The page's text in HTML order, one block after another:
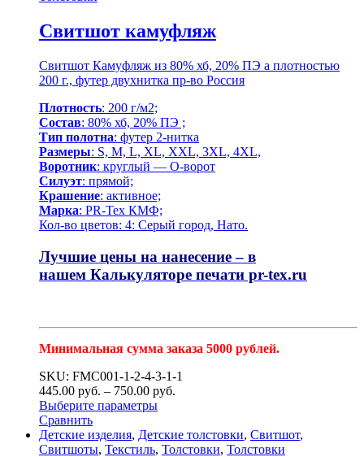
Свитшот камуфляж
Свитшот Камуфляж из 80% хб, 20% ПЭ а плотностью
200 г., футер двухнитка пр-во Россия
Плотность: 200 г/м2;
Состав: 80% хб, 20% ПЭ ;
Тип полотна: футер 2-нитка
Размеры: S, M, L, XL, XXL, 3XL, 4XL,
Воротник: круглый — О-ворот
Силуэт: прямой;
Крашение: активное;
Марка: PR-Tex КМФ;
Кол-во цветов: 4: Серый город, Нато.
Лучшие цены на нанесение – в
нашем Калькуляторе печати pr-tex.ru
Минимальная сумма заказа 5000 рублей.
SKU: FMC001-1-2-4-3-1-1
445.00 руб. – 750.00 руб.
Выберите параметры
Сравнить
Детские изделия, Детские толстовки, Свитшот,
Свитшоты, Текстиль, Толстовки, Толстовки